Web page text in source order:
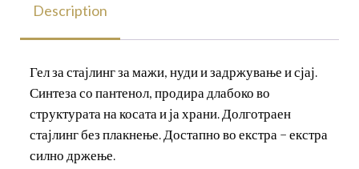
Description
Гел за стајлинг за мажи, нуди и задржување и сјај.
Синтеза со пантенол, продира длабоко во
структурата на косата и ја храни. Долготраен
стајлинг без плакнење. Достапно во екстра – екстра
силно држење.